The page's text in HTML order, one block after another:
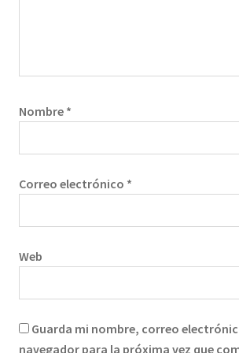
Nombre *
Correo electrónico *
Web
Guarda mi nombre, correo
navegador para la próxima vez que